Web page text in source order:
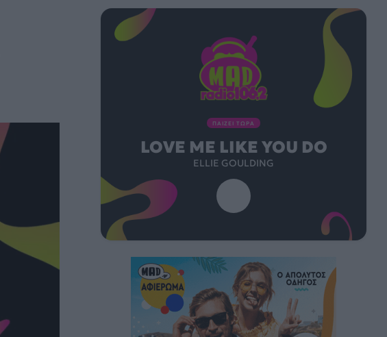
ΠΑΙΖΕΙ ΤΩΡΑ
LOVE ME LIKE YOU DO
ELLIE GOULDING